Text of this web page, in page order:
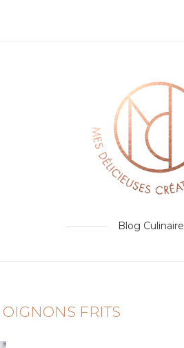
Blog Culinaire
OIGNONS FRITS